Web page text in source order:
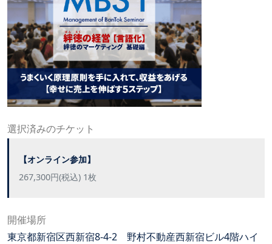
選択済みのチケット
【オンライン参加】
267,300円(税込) 1枚
開催場所
東京都新宿区西新宿8-4-2 野村不動産西新宿ビル4階ハイ